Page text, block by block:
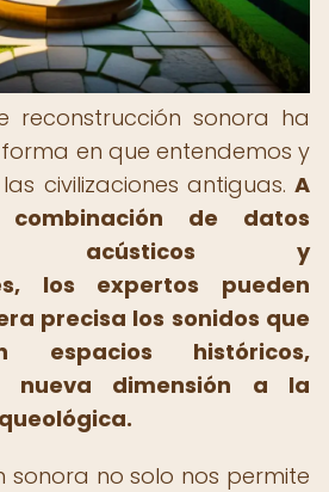
reconstrucción sonora ha
en que entendemos y
civilizaciones antiguas. A
de datos
acústicos y
los expertos pueden
precisa los sonidos que
espacios históricos,
nueva dimensión a la
sonora no solo nos permite